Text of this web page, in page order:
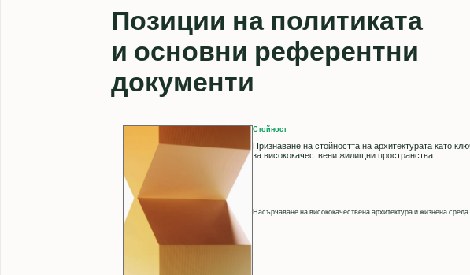
Позиции на политиката
и основни референтни
документи
Стойност
Признаване на стойността на архитектурата като
за висококачествени жилищни пространства
Насърчаване на висококачествена архитектура и жизнена среда